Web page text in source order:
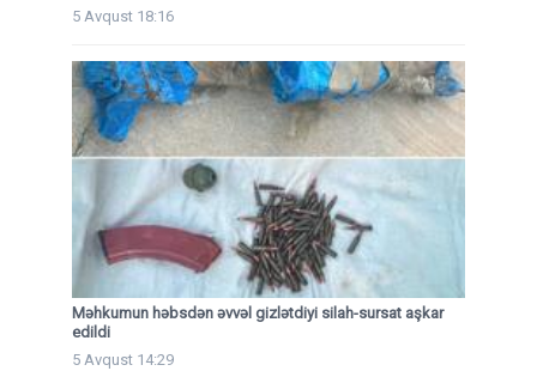
5 Avqust 18:16
Məhkumun həbsdən əvvəl gizlətdiyi silah-sursat aşkar
edildi
5 Avqust 14:29